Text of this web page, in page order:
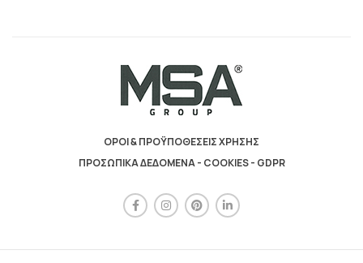
ΟΡΟΙ & ΠΡΟΫΠΟΘΕΣΕΙΣ ΧΡΗΣΗΣ
ΠΡΟΣΩΠΙΚΑ ΔΕΔΟΜΕΝΑ - COOKIES - GDPR